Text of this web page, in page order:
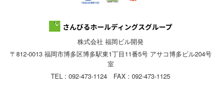
株式会社 福岡ビル開発
〒812-0013 福岡市博多区博多駅東1丁目11番5号 アサコ博多ビル204号
室
TEL : 092-473-1124 FAX : 092-473-1125